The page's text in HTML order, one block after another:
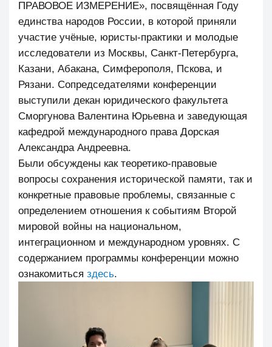
ПРАВОВОЕ ИЗМЕРЕНИЕ», посвящённая Году
единства народов России, в которой приняли
участие учёные, юристы-практики и молодые
исследователи из Москвы, Санкт-Петербурга,
Казани, Абакана, Симферополя, Пскова, и
Рязани. Сопредседателями конференции
выступили декан юридического факультета
Сморгунова Валентина Юрьевна и заведующая
кафедрой международного права Дорская
Александра Андреевна.
Были обсуждены как теоретико-правовые
вопросы сохранения исторической памяти, так и
конкретные правовые проблемы, связанные с
определением отношения к событиям Второй
мировой войны на национальном,
интеграционном и международном уровнях. С
содержанием программы конференции можно
ознакомиться здесь.